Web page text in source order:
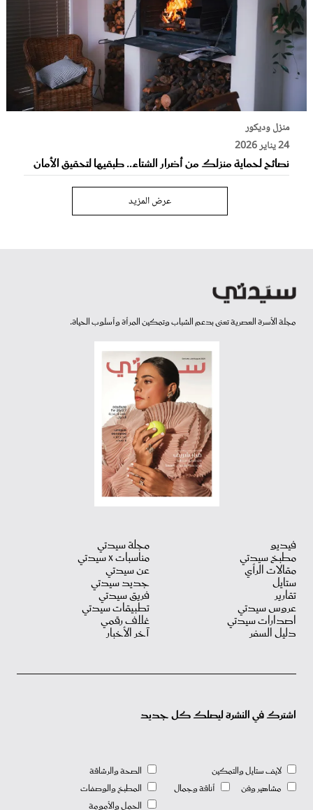
منزل وديكور
24 يناير 2026
نصائح لحماية منزلك من أضرار الشتاء.. طبقيها لتحقيق الأمان
عرض المزيد
مجلة الأسرة العصرية تعنى بدعم الشباب وتمكين المرأة وأسلوب الحياة.
فيديو
مطبخ سيدتي
مقالات الرأي
ستايل
تقارير
عروس سيدتي
اصدارات سيدتي
دليل السفر
مجلة سيدتي
مناسبات X سيدتي
عن سيدتي
جديد سيدتي
فريق سيدتي
تطبيقات سيدتي
غلاف رقمي
آخر الأخبار
اشترك في النشرة ليصلك كل جديد
لايف ستايل والتمكين
مشاهير وفن
أناقة وجمال
الصحة والرشاقة
المطبخ والوصفات
الحمل والأمومة